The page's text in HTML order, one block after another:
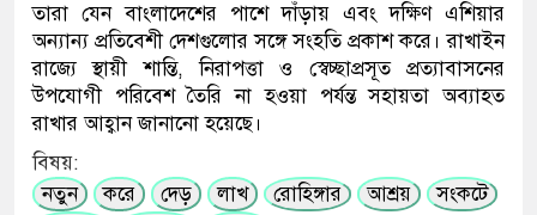
তারা যেন বাংলাদেশের পাশে দাঁড়ায় এবং দক্ষিণ এশিয়ার
অন্যান্য প্রতিবেশী দেশগুলোর সঙ্গে সংহতি প্রকাশ করে। রাখাইন
রাজ্যে স্থায়ী শান্তি, নিরাপত্তা ও স্বেচ্ছাপ্রসূত প্রত্যাবাসনের
উপযোগী পরিবেশ তৈরি না হওয়া পর্যন্ত সহায়তা অব্যাহত
রাখার আহ্বান জানানো হয়েছে।
বিষয়:
নতুন
করে দেড় লাখ রোহিঙ্গার আশ্রয়
সংকটে